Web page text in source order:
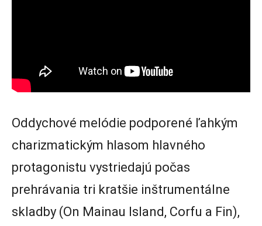
Oddychové melódie podporené ľahkým
charizmatickým hlasom hlavného
protagonistu vystriedajú počas
prehrávania tri kratšie inštrumentálne
skladby (On Mainau Island, Corfu a Fin),